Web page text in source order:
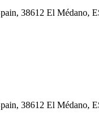
38612 El Médano,
38612 El Médano,